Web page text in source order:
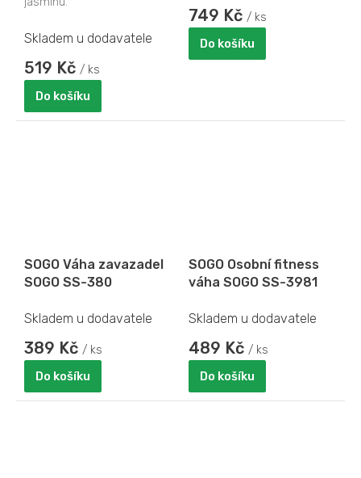
Skladem u dodavatele
519 Kč / ks
Do košíku
749 Kč / ks
Do košíku
SOGO Váha zavazadel
SOGO SS-380
Skladem u dodavatele
389 Kč / ks
Do košíku
SOGO Osobní fitness
váha SOGO SS-3981
Skladem u dodavatele
489 Kč / ks
Do košíku